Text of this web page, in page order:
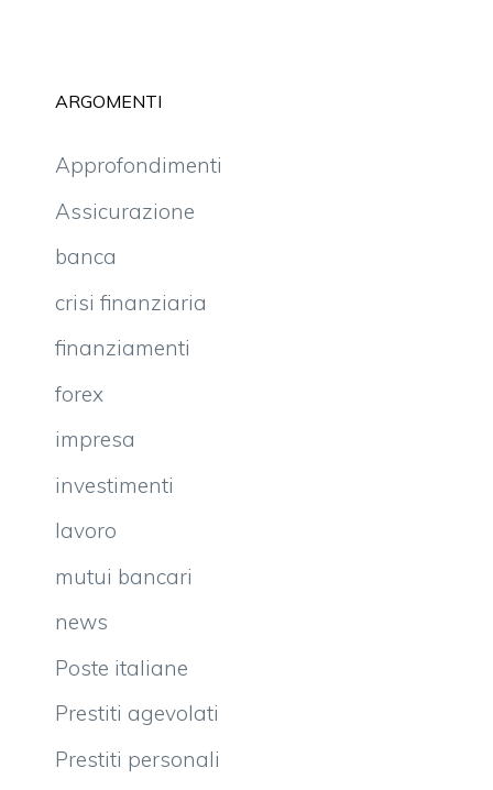
ARGOMENTI
Approfondimenti
Assicurazione
banca
crisi finanziaria
finanziamenti
forex
impresa
investimenti
lavoro
mutui bancari
news
Poste italiane
Prestiti agevolati
Prestiti personali